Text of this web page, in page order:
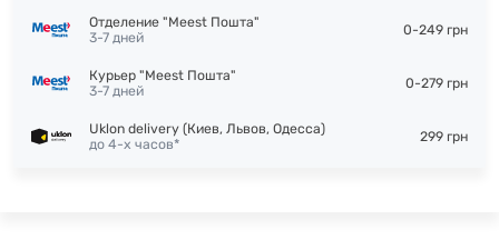
Отделение "Meest Пошта"
3-7 дней
0-249 грн
Курьер "Meest Пошта"
3-7 дней
0-279 грн
Uklon delivery (Киев, Львов, Одесса)
до 4-х часов*
299 грн